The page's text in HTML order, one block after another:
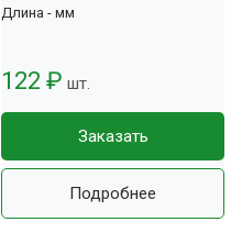
Длина - мм
122 ₽ шт.
Заказать
Подробнее